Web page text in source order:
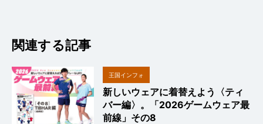
関連する記事
王国インフォ
新しいウェアに着替えよう〈ティ
バー編〉。「2026ゲームウェア最
前線」その8